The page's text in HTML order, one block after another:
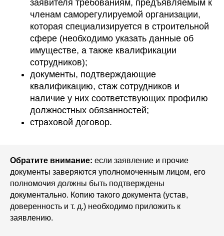
заявителя требованиям, предъявляемым к
членам саморегулируемой организации,
которая специализируется в строительной
сфере (необходимо указать данные об
имуществе, а также квалификации
сотрудников);
документы, подтверждающие
квалификацию, стаж сотрудников и
наличие у них соответствующих профилю
должностных обязанностей;
страховой договор.
Обратите внимание: если заявление и прочие
документы заверяются уполномоченным лицом, его
полномочия должны быть подтверждены
документально. Копию такого документа (устав,
доверенность и т. д.) необходимо приложить к
заявлению.